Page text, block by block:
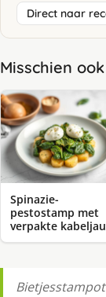
Direct naar
Misschien
Spinazie-
pestostamp met
verpakte